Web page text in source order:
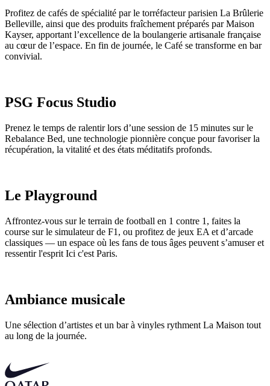
Profitez de cafés de spécialité par le torréfacteur parisien La Brûlerie
Belleville, ainsi que des produits fraîchement préparés par Maison
Kayser, apportant l’excellence de la boulangerie artisanale française
au cœur de l’espace. En fin de journée, le Café se transforme en bar
convivial.
PSG Focus Studio
Prenez le temps de ralentir lors d’une session de 15 minutes sur le
Rebalance Bed, une technologie pionnière conçue pour favoriser la
récupération, la vitalité et des états méditatifs profonds.
Le Playground
Affrontez-vous sur le terrain de football en 1 contre 1, faites la
course sur le simulateur de F1, ou profitez de jeux EA et d’arcade
classiques — un espace où les fans de tous âges peuvent s’amuser et
ressentir l'esprit Ici c'est Paris.
Ambiance musicale
Une sélection d’artistes et un bar à vinyles rythment La Maison tout
au long de la journée.